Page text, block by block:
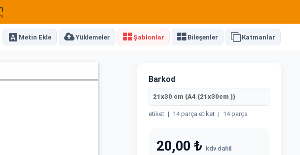
Metin Ekle Yüklemeler Şablonlar Bileşenler Katmanlar
Barkod
21x30 cm (A4 (21x30cm ))
etiket | 14 parça etiket | 14 parça
20,00 ₺ kdv dahil